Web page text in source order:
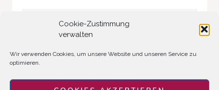
Cookie-Zustimmung
verwalten
Wir verwenden Cookies, um unsere Website und unseren Service zu
optimieren.
Suchst du etwas?